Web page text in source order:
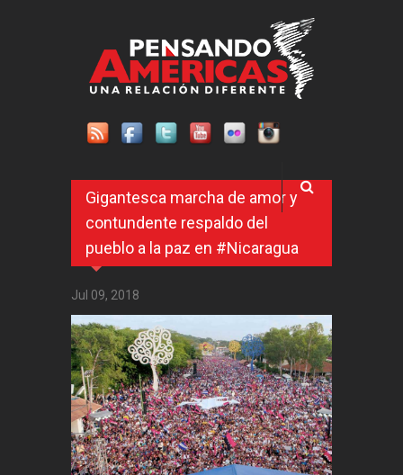
Gigantesca marcha de amor y
contundente respaldo del
pueblo a la paz en #Nicaragua
Jul 09, 2018